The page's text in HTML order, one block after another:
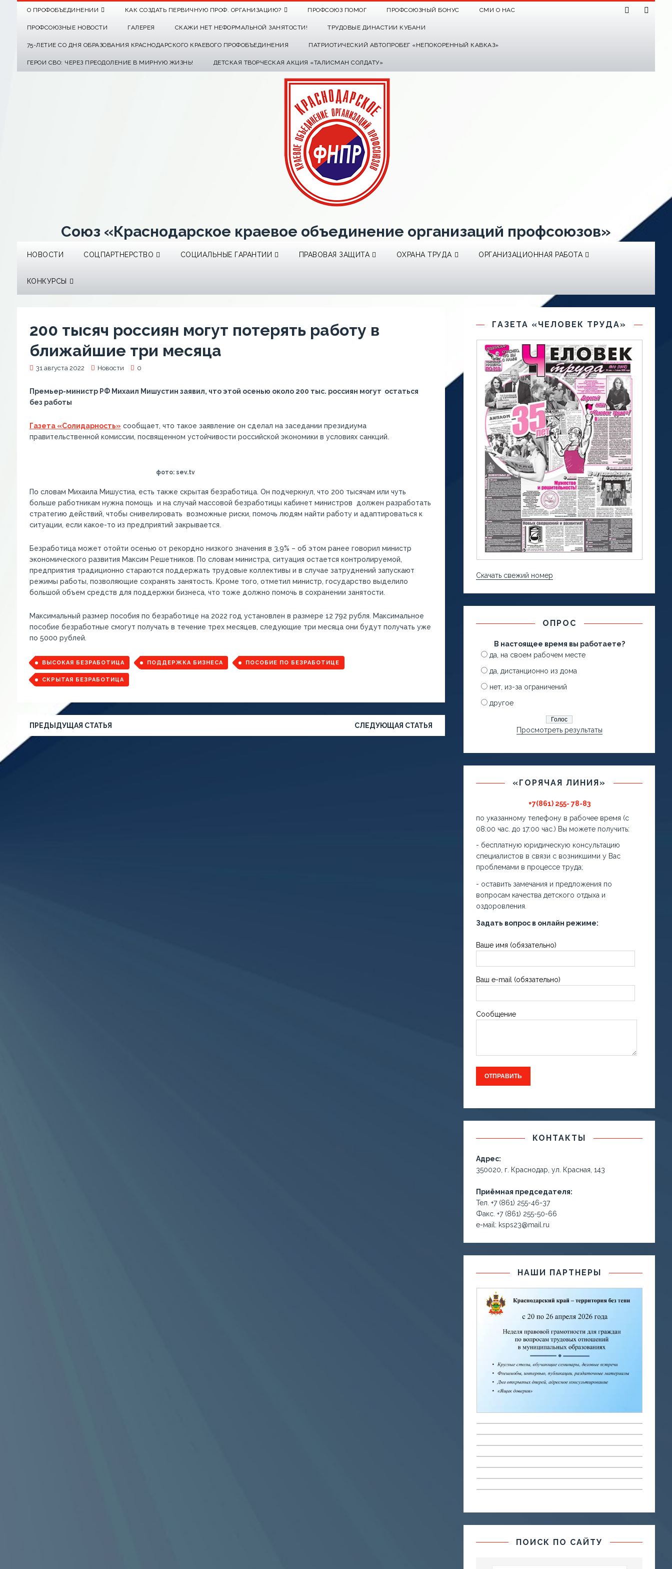
О ПРОФОБЪЕДИНЕНИИ КАК СОЗДАТЬ ПЕРВИЧНУЮ ПРОФ. ОРГАНИЗАЦИЮ? ПРОФСОЮЗ ПОМОГ ПРОФСОЮЗНЫЙ БОНУС СМИ О НАС
ПРОФСОЮЗНЫЕ НОВОСТИ ГАЛЕРЕЯ СКАЖИ НЕТ НЕФОРМАЛЬНОЙ ЗАНЯТОСТИ! ТРУДОВЫЕ ДИНАСТИИ КУБАНИ
75-ЛЕТИЕ СО ДНЯ ОБРАЗОВАНИЯ КРАСНОДАРСКОГО КРАЕВОГО ПРОФОБЪЕДИНЕНИЯ ПАТРИОТИЧЕСКИЙ АВТОПРОБЕГ «НЕПОКОРЕННЫЙ КАВКАЗ»
ГЕРОИ СВО: ЧЕРЕЗ ПРЕОДОЛЕНИЕ В МИРНУЮ ЖИЗНЬ! ДЕТСКАЯ ТВОРЧЕСКАЯ АКЦИЯ «ТАЛИСМАН СОЛДАТУ»
Союз «Краснодарское краевое объединение организаций профсоюзов»
НОВОСТИ СОЦПАРТНЕРСТВО СОЦИАЛЬНЫЕ ГАРАНТИИ ПРАВОВАЯ ЗАЩИТА ОХРАНА ТРУДА ОРГАНИЗАЦИОННАЯ РАБОТА
КОНКУРСЫ
200 тысяч россиян могут потерять работу в
ближайшие три месяца
31 августа 2022 Новости 0
Премьер-министр РФ Михаил Мишустин заявил, что этой осенью около 200 тыс. россиян могут остаться
без работы
Газета «Солидарность» сообщает, что такое заявление он сделал на заседании президиума
правительственной комиссии, посвященном устойчивости российской экономики в условиях санкций.
фото: sev.tv
По словам Михаила Мишустиа, есть также скрытая безработица. Он подчеркнул, что 200 тысячам или чуть
больше работникам нужна помощь и на случай массовой безработицы кабинет министров должен разработать
стратегию действий, чтобы снивелировать возможные риски, помочь людям найти работу и адаптироваться к
ситуации, если какое-то из предприятий закрывается.
Безработица может отойти осенью от рекордно низкого значения в 3,9% – об этом ранее говорил министр
экономического развития Максим Решетников. По словам министра, ситуация остается контролируемой,
предприятия традиционно стараются поддержать трудовые коллективы и в случае затруднений запускают
режимы работы, позволяющие сохранять занятость. Кроме того, отметил министр, государство выделило
большой объем средств для поддержки бизнеса, что тоже должно помочь в сохранении занятости.
Максимальный размер пособия по безработице на 2022 год установлен в размере 12 792 рубля. Максимальное
пособие безработные смогут получать в течение трех месяцев, следующие три месяца они будут получать уже
по 5000 рублей.
ВЫСОКАЯ БЕЗРАБОТИЦА ПОДДЕРЖКА БИЗНЕСА ПОСОБИЕ ПО БЕЗРАБОТИЦЕ
СКРЫТАЯ БЕЗРАБОТИЦА
ПРЕДЫДУЩАЯ СТАТЬЯ СЛЕДУЮЩАЯ СТАТЬЯ
ГАЗЕТА «ЧЕЛОВЕК ТРУДА»
Скачать свежий номер
ОПРОС
В настоящее время вы работаете?
да, на своем рабочем месте
да, дистанционно из дома
нет, из-за ограничений
другое
Просмотреть результаты
«ГОРЯЧАЯ ЛИНИЯ»
+7(861) 255- 78-83
по указанному телефону в рабочее время (с
08:00 час. до 17:00 час.) Вы можете получить:
- бесплатную юридическую консультацию
специалистов в связи с возникшими у Вас
проблемами в процессе труда;
- оставить замечания и предложения по
вопросам качества детского отдыха и
оздоровления.
Задать вопрос в онлайн режиме:
Ваше имя (обязательно)
Ваш e-mail (обязательно)
Сообщение
КОНТАКТЫ
Адрес:
350020, г. Краснодар, ул. Красная, 143
Приёмная председателя:
Тел. +7 (861) 255-46-37
Факс. +7 (861) 255-50-66
е-маil: ksps23@mail.ru
НАШИ ПАРТНЕРЫ
ПОИСК ПО САЙТУ